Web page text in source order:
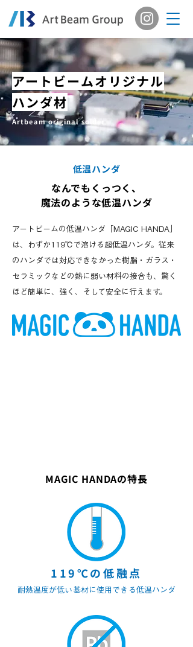
アートビームオリジナル
ハンダ材
Artbeam original solder
低温ハンダ
なんでもくっつく、
魔法のような低温ハンダ
アートビームの低温ハンダ「MAGIC HANDA」
は、わずか119℃で溶ける超低温ハンダ。従来
のハンダでは対応できなかった樹脂・ガラス・
セラミックなどの熱に弱い材料の接合も、驚く
ほど簡単に、強く、そして安全に行えます。
MAGIC HANDAの特長
119℃の低融点
耐熱温度が低い基材に使用できる低温ハンダ